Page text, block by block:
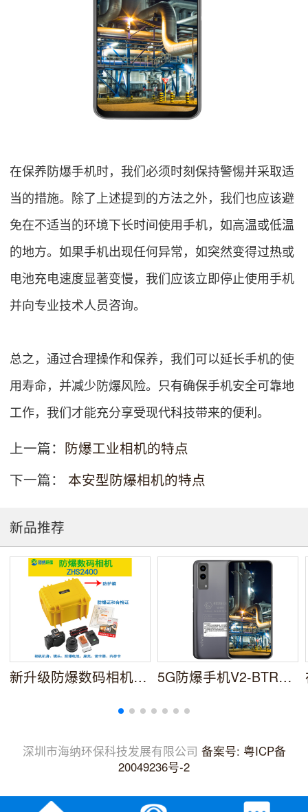
在保养防爆手机时，我们必须时刻保持警惕并采取适
当的措施。除了上述提到的方法之外，我们也应该避
免在不适当的环境下长时间使用手机，如高温或低温
的地方。如果手机出现任何异常，如突然变得过热或
电池充电速度显著变慢，我们应该立即停止使用手机
并向专业技术人员咨询。
总之，通过合理操作和保养，我们可以延长手机的使
用寿命，并减少防爆风险。只有确保手机安全可靠地
工作，我们才能充分享受现代科技带来的便利。
上一篇： 防爆工业相机的特点
下一篇：
本安型防爆相机的特点
新品推荐
新升级防爆数码相机ZHS2400安全防爆更轻便携 5G防爆手机V2-BTR防爆智能手机NFC
深圳市海纳环保科技发展有限公司 备案号: 粤ICP备
20049236号-2